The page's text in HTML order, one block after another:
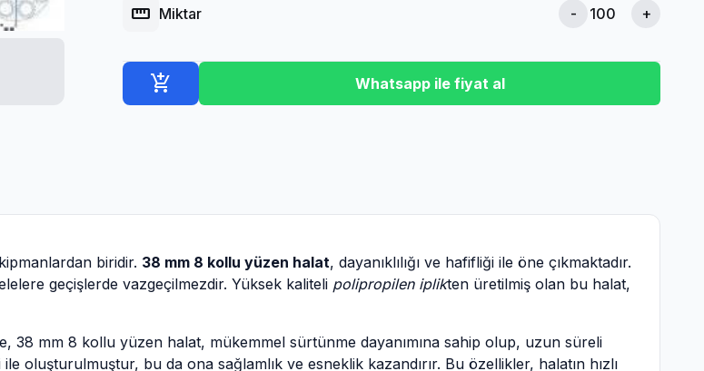
straighten Miktar - +
add_shopping_cart Whatsapp ile fiyat al
biridir. 38 mm 8 kollu yüzen halat, dayanıklılığı ve hafifliği ile öne çıkmaktadır.
geçişlerde vazgeçilmezdir. Yüksek kaliteli polipropilen iplikten üretilmiş olan bu halat,
38 mm 8 kollu yüzen halat, mükemmel sürtünme dayanımına sahip olup, uzun süreli
oluşturulmuştur, bu da ona sağlamlık ve esneklik kazandırır. Bu özellikler, halatın hızlı